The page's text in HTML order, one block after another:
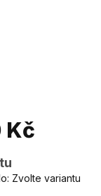
Kč
Zvolte variantu